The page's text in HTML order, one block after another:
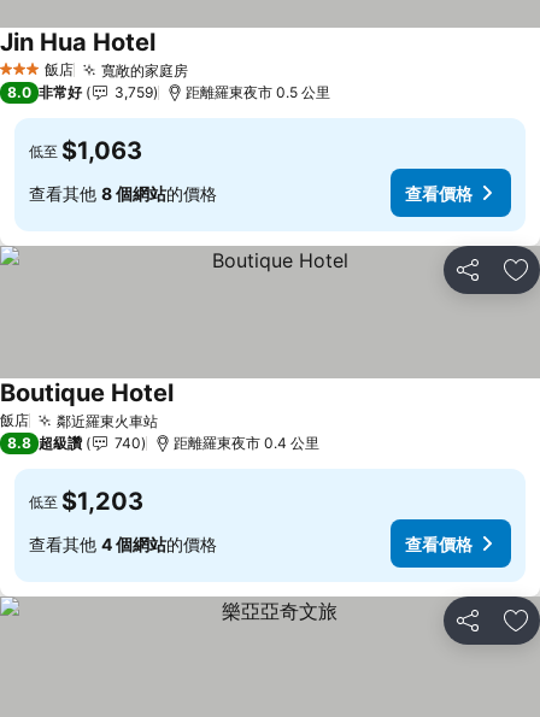
3 星級 飯店 寬敞的家庭房
Jin Hua Hotel
8.0 非常好 3,759 距離羅東夜市 0.5 公里
低至 $1,063
查看其他 8 個網站的價格 查看價格
分享 加
飯店 鄰近羅東火車站
Boutique Hotel
8.8 超級讚 740 距離羅東夜市 0.4 公里
低至 $1,203
查看其他 4 個網站的價格 查看價格
分享 加